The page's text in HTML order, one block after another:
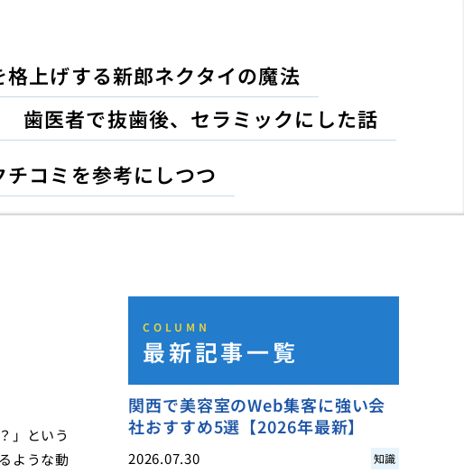
上げする新郎ネクタイの魔法
歯医者で抜歯後、セラミックにした話
コミを参考にしつつ
」という
ような動
COLUMN
最新記事一覧
関西で美容室のWeb集客に強い会
社おすすめ5選【2026年最新】
2026.07.30 知識